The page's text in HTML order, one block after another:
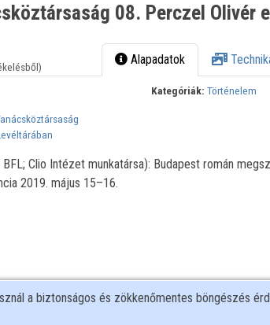
08. Perczel Olivér
Alapadatok
Kategóriák: Történelem
Clio Intézet munkatársa): Budapest román
2019. május 15–16.
a biztonságos és zökkenőmentes böngészés